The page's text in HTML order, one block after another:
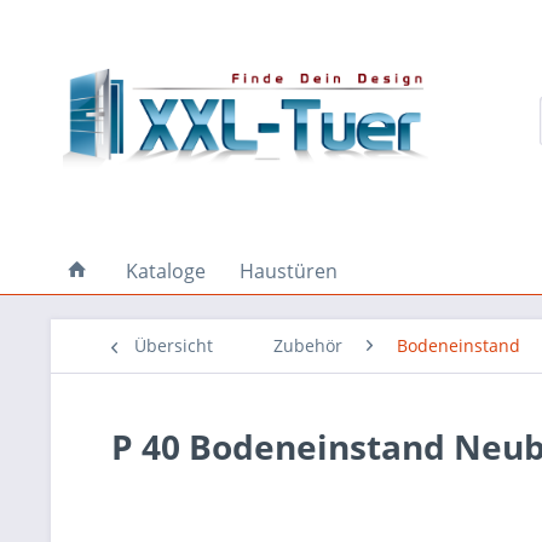
Kataloge Haustüren
Übersicht Zubehör Bodeneinstand
P 40 Bodeneinstand